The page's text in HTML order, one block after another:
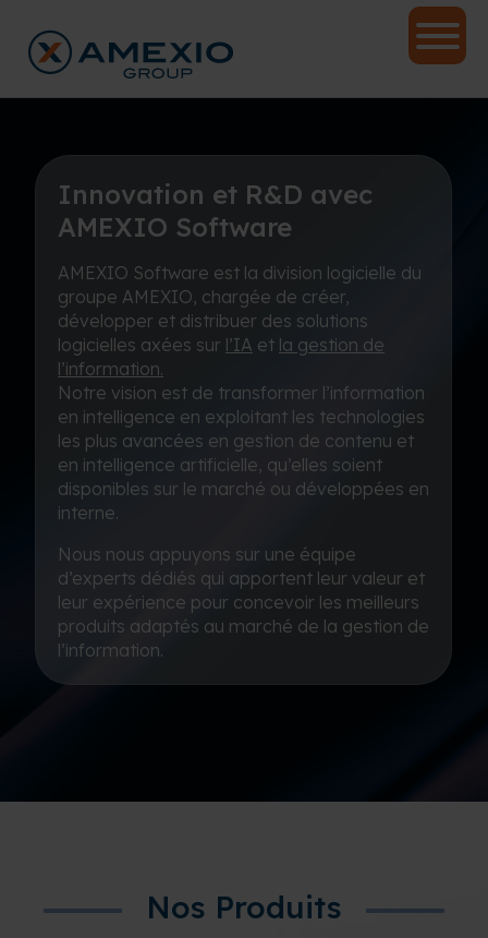
Innovation et R&D avec
AMEXIO Software
AMEXIO Software est la division logicielle du
groupe AMEXIO, chargée de créer,
développer et distribuer des solutions
logicielles axées sur l’IA et la gestion de
l’information.
Notre vision est de transformer l’information
en intelligence en exploitant les technologies
les plus avancées en gestion de contenu et
en intelligence artificielle, qu’elles soient
disponibles sur le marché ou développées en
interne.
Nous nous appuyons sur une équipe
d’experts dédiés qui apportent leur valeur et
leur expérience pour concevoir les meilleurs
produits adaptés au marché de la gestion de
l’information.
Nos Produits